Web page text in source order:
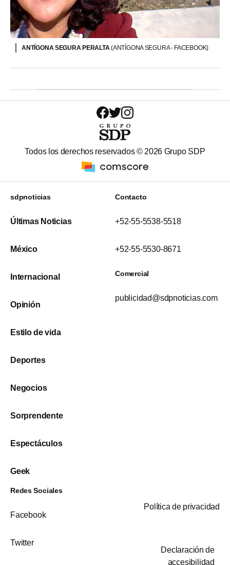
ANTÍGONA SEGURA PERALTA(ANTÍGONA SEGURA - FACEBOOK)
Todos los derechos reservados © 2026 Grupo SDP
sdpnoticias
Últimas Noticias
México
Internacional
Opinión
Estilo de vida
Deportes
Negocios
Sorprendente
Espectáculos
Geek
Contacto
+52-55-5538-5518
+52-55-5530-8671
Comercial
publicidad@sdpnoticias.com
Redes Sociales
Facebook
Twitter
Política de privacidad
Declaración de
accesibilidad